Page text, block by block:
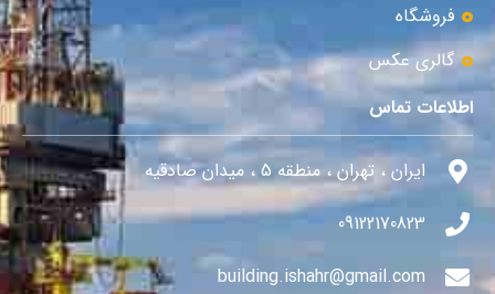
فروشگاه
گالری عکس
اطلاعات تماس
ایران ، تهران ، منطقه 5 ، میدان صادقیه
09122170823
building.ishahr@gmail.com